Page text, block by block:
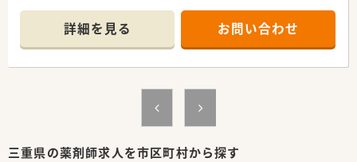
【店舗情報と応需状況について】
■近鉄志摩線の鵜方駅から徒歩6分ほどの場所にあり、毎日の通
勤にも便利な好立地にある調剤薬局です。
しており、1日10から20枚程度に対応します。
■平日は18時までの開局となっており、夜遅くまでの勤務が発
【求人情報について】
詳細を見る お問い合わせ
三重県の薬剤師求人を市区町村から探す